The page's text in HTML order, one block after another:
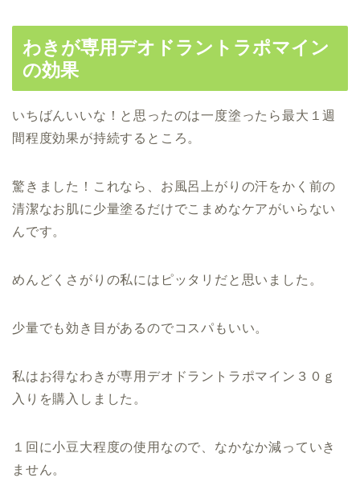
わきが専用デオドラントラポマイン
の効果
いちばんいいな！と思ったのは一度塗ったら最大１週
間程度効果が持続するところ。
驚きました！これなら、お風呂上がりの汗をかく前の
清潔なお肌に少量塗るだけでこまめなケアがいらない
んです。
めんどくさがりの私にはピッタリだと思いました。
少量でも効き目があるのでコスパもいい。
私はお得なわきが専用デオドラントラポマイン３０ｇ
入りを購入しました。
１回に小豆大程度の使用なので、なかなか減っていき
ません。